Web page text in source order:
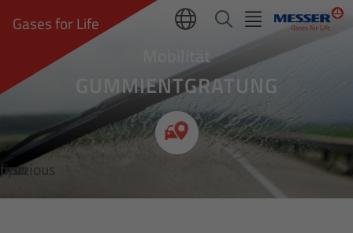
Gases for Life
Mobilität
GUMMIENTGRATUNG
Klare Kante
first
previous
up
next
last